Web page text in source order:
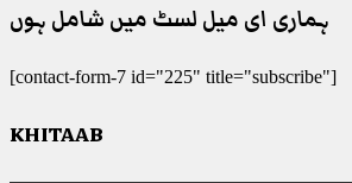
ہماری ای میل لسٹ میں شامل ہوں
[contact-form-7 id="225" title="subscribe"]
KHITAAB